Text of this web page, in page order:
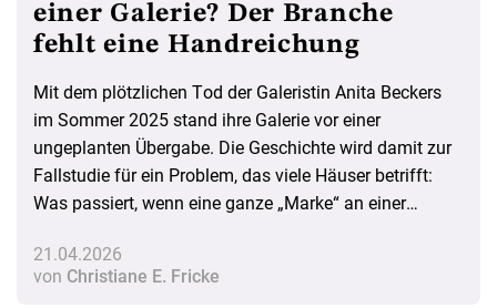
einer Galerie? Der Branche
fehlt eine Handreichung
Mit dem plötzlichen Tod der Galeristin Anita Beckers
im Sommer 2025 stand ihre Galerie vor einer
ungeplanten Übergabe. Die Geschichte wird damit zur
Fallstudie für ein Problem, das viele Häuser betrifft:
Was passiert, wenn eine ganze „Marke“ an einer
wird?
21.04.2026
von Christiane E. Fricke